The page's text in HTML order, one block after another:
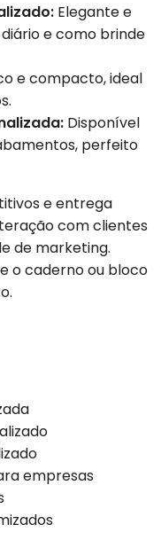
Elegante e
e como brinde
e compacto, ideal
Disponível
perfeito
e entrega
com clientes
de marketing.
o caderno ou bloco
empresas